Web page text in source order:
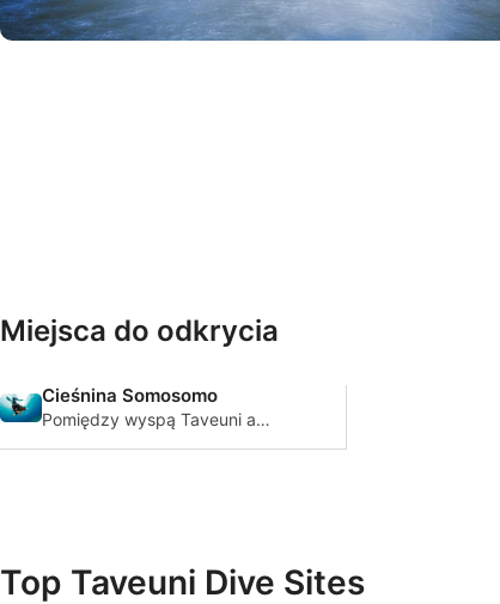
Miejsca do odkrycia
Cieśnina Somosomo
Pomiędzy wyspą Taveuni a
Top Taveuni Dive Sites